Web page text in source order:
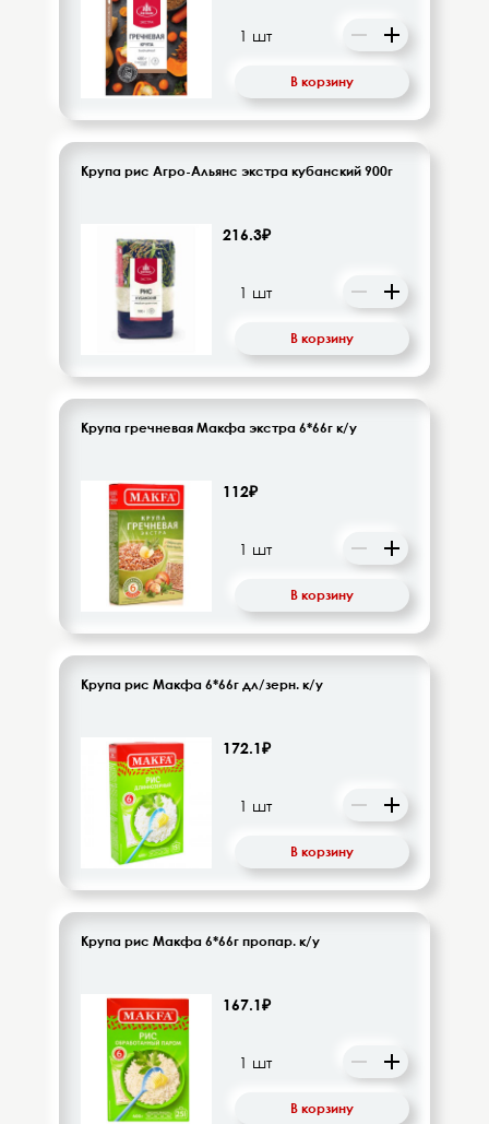
Десерты, напитки молочные
Диетическое питание
Восточная кухня
Кофе и кофейные напитки
Напитки безалкогольные
Овощи-фрукты
Корма для животных
Сопутствующие товары
В корзину
Крупа рис Агро-Альянс экстра кубанский 900г
216.3₽
В корзину
Крупа гречневая Макфа экстра 6*66г к/у
112₽
В корзину
Крупа рис Макфа 6*66г дл/зерн. к/у
172.1₽
В корзину
Крупа рис Макфа 6*66г пропар. к/у
167.1₽
В корзину